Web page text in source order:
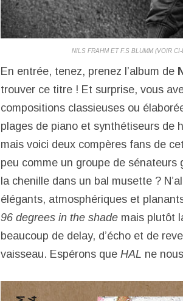
NILS FRAHM ET F.S BLUMM (VOIR
En entrée, tenez, prenez l’album de
trouver ce titre ! Et surprise, vous
compositions classieuses ou
plages de piano et synthétiseurs de
mais voici deux compères fans de
peu comme un groupe de sénateurs
la chenille dans un bal musette ?
élégants, atmosphériques et
96 degrees in the shade mais plutôt
beaucoup de delay, d’écho et de
vaisseau. Espérons que HAL ne